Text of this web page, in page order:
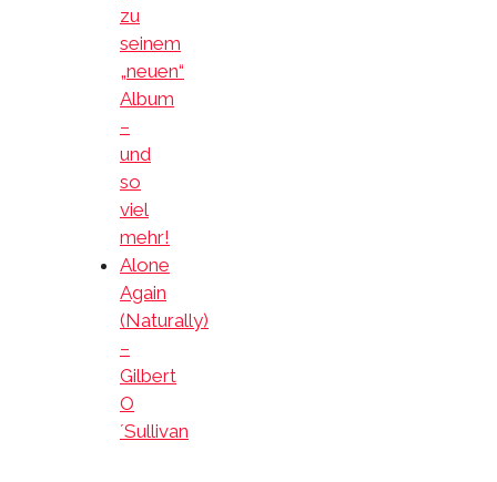
zu
seinem
„neuen“
Album
–
und
so
viel
mehr!
Alone
Again
(Naturally)
–
Gilbert
O
´Sullivan